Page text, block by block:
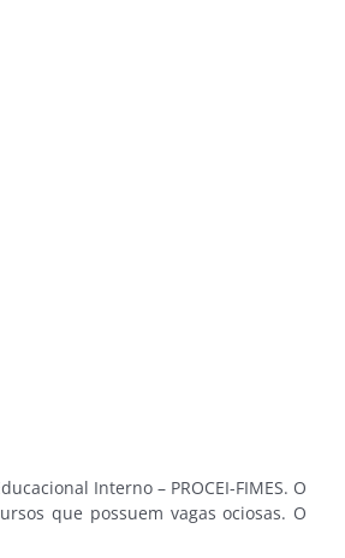
Interno – PROCEI-FIMES. O
que possuem vagas ociosas. O